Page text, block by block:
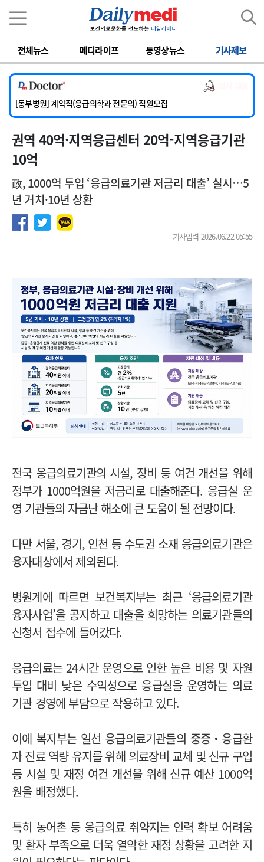
전체뉴스 메디라이프 동영상뉴스 기사제보
[서울아산병원] 2026년 하반기 인턴 모집
[영남대학교의료원] 마취통증의학과 임기제 임상의사 채용
[충남대학교병원] 소아청소년과(소아응급전담) 계약직 의사 공개채용
[동부병원] 계약직(응급의학과 전문의) 직원모집
[이대목동병원] 하반기 전공의(레지던트1년차) 모집
[서울아산병원] 2026년 하반기 인턴 모집
[영남대학교의료원] 마취통증의학과 임기제 임상의사 채용
권역 40억·지역응급센터 20억-지역응급기관
10억
政, 1000억 투입 ‘응급의료기관 저금리 대출’ 실시…5
년 거치·10년 상환
기사입력 2026.06.22 05:55
전국 응급의료기관의 시설, 장비 등 여건 개선을 위해
정부가 1000억원을 저금리로 대출해준다. 응급실 운
영 기관들의 자금난 해소에 큰 도움이 될 전망이다.
다만 서울, 경기, 인천 등 수도권 소재 응급의료기관은
융자대상에서 제외된다.
병원계에 따르면 보건복지부는 최근 ‘응급의료기관
융자사업’을 공지하고 대출을 희망하는 의료기관들의
신청서 접수에 들어갔다.
응급의료는 24시간 운영으로 인한 높은 비용 및 자원
투입 대비 낮은 수익성으로 응급실을 운영하는 의료
기관 경영에 부담으로 작용하고 있다.
이에 복지부는 일선 응급의료기관들의 중증‧응급환
자 진료 역량 유지를 위해 의료장비 교체 및 신규 구입
등 시설 및 재정 여건 개선을 위해 신규 예산 1000억
원을 배정했다.
특히 농어촌 등 응급의료 취약지는 인력 확보 어려움
및 환자 부족으로 더욱 열악한 재정 상황을 고려한 지